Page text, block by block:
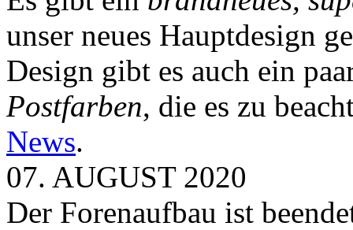
unser neues Hauptdesign
Design gibt es auch ein
Postfarben, die es zu
News.
07. AUGUST 2020
Der Forenaufbau ist